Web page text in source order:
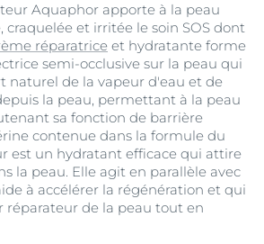
Aquaphor apporte à la peau
craquelée et irritée le soin SOS dont
réparatrice et hydratante forme
semi-occlusive sur la peau qui
naturel de la vapeur d'eau et de
la peau, permettant à la peau
sa fonction de barrière
contenue dans la formule du
est un hydratant efficace qui attire
la peau. Elle agit en parallèle avec
à accélérer la régénération et qui
réparateur de la peau tout en